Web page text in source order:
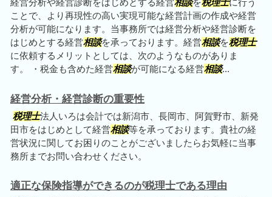
経営分析や経営診断をはじめとする経営相談を税理士に行う
ことで、より再現性の高い実現可能な経営計画の作成や経営
分析が可能になります。当事務所では経営分析や経営診断を
はじめとする経営相談を承っております。経営相談を税理士
に依頼するメリットとしては、次のようなものがありま
す。 ・税金も含めた経営相談が可能になる経営相談...
経営分析・経営診断の重要性
税理士法人いろは会計では新潟市、長岡市、阿賀野市、新発
田市をはじめとして経営相談等を承っております。貴社の経
営状況に関してお困りのことがございましたらお気軽に当事
務所までお問い合わせください。
適正な保険指導ができるのが税理士である理由